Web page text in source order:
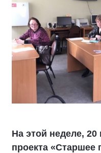
На этой неделе,
проекта «Старшее